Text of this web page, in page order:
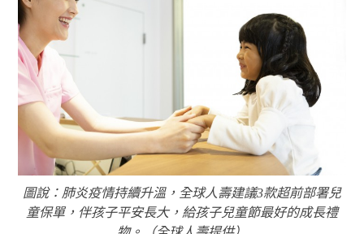
圖說：肺炎疫情持續升溫，全球人壽建議3款超前部署兒
童保單，伴孩子平安長大，給孩子兒童節最好的成長禮